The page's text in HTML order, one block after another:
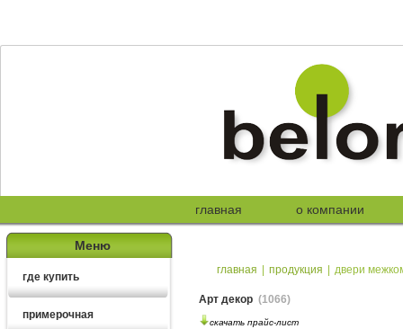
главная о компании
Меню
где купить
примерочная
главная | продукция | двери
Арт декор (1066)
скачать прайс-лист